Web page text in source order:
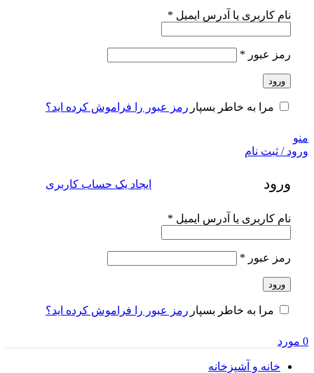
نام کاربری یا آدرس ایمیل *
رمز عبور *
ورود
رمز عبور را فراموش کرده اید؟ مرا به خاطر بسپار
منو
ورود / ثبت نام
ورود ایجاد یک حساب کاربری
نام کاربری یا آدرس ایمیل *
رمز عبور *
ورود
رمز عبور را فراموش کرده اید؟ مرا به خاطر بسپار
0 مورد
خانه و آشپزخانه